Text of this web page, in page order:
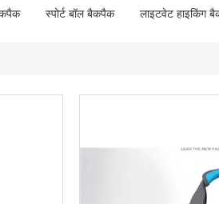
स्पोर्ट बॉल बैकपैक लाइटवेट हाइकिंग